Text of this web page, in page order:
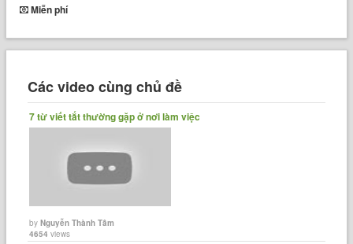
Miễn phí
Các video cùng chủ đề
7 từ viết tắt thường gặp ở nơi làm việc
byNguyễn Thành Tâm
4654 views